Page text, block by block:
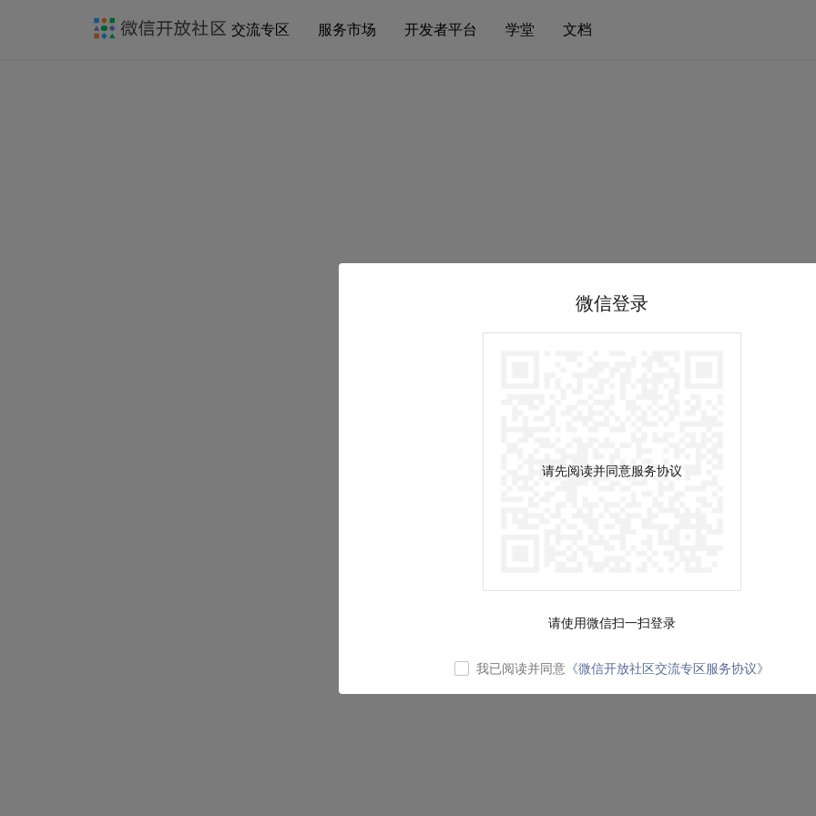
交流专区 服务市场 开发者平台 学堂 文档
微信登录
请先阅读并同意服务协议
请使用微信扫一扫登录
我已阅读并同意 《微信开放社区交流专区服务协议》